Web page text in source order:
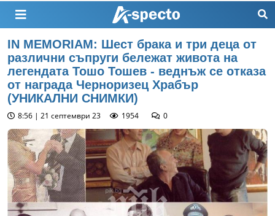
IN MEMORIAM: Шест брака и три деца от
различни съпруги бележат живота на
легендата Тошо Тошев - веднъж се отказа
от награда Черноризец Храбър
(УНИКАЛНИ СНИМКИ)
8:56 | 21 септември 23 1954 0